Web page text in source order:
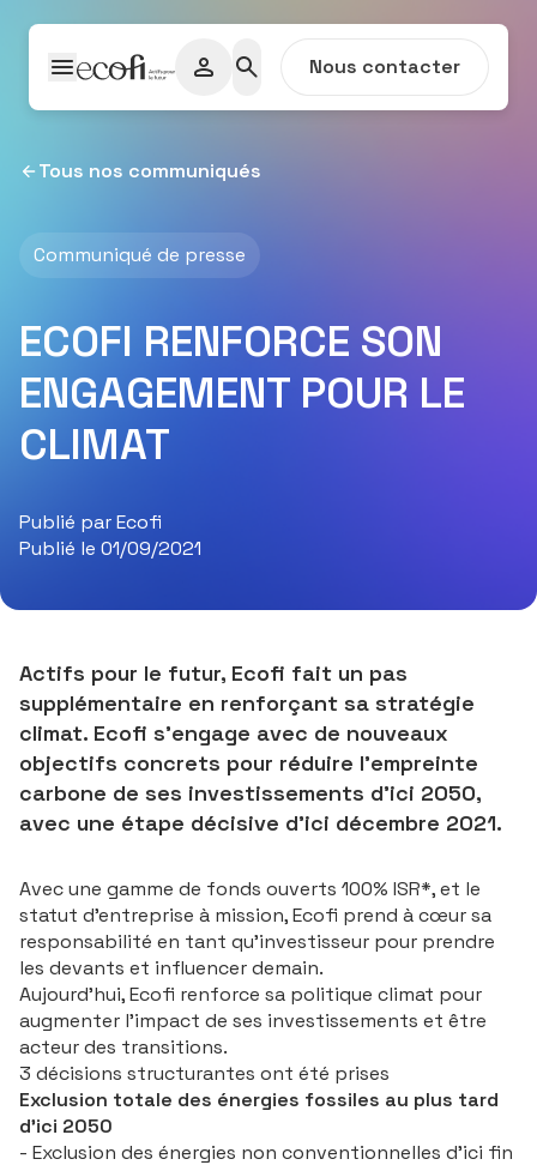
Nous contacter
Tous nos communiqués
Communiqué de presse
ECOFI RENFORCE SON
ENGAGEMENT POUR LE
CLIMAT
Publié par Ecofi
Publié le 01/09/2021
Actifs pour le futur, Ecofi fait un pas
supplémentaire en renforçant sa stratégie
climat. Ecofi s’engage avec de nouveaux
objectifs concrets pour réduire l’empreinte
carbone de ses investissements d’ici 2050,
avec une étape décisive d’ici décembre 2021.
Avec une gamme de fonds ouverts 100% ISR*, et le
statut d’entreprise à mission, Ecofi prend à cœur sa
responsabilité en tant qu’investisseur pour prendre
les devants et influencer demain.
Aujourd’hui, Ecofi renforce sa politique climat pour
augmenter l’impact de ses investissements et être
acteur des transitions.
3 décisions structurantes ont été prises
Exclusion totale des énergies fossiles au plus tard
d’ici 2050
- Exclusion des énergies non conventionnelles d’ici fin